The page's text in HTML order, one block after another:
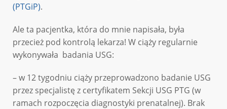
(PTGiP).
Ale ta pacjentka, która do mnie napisała, była
przecież pod kontrolą lekarza! W ciąży regularnie
wykonywała badania USG:
– w 12 tygodniu ciąży przeprowadzono badanie USG
przez specjalistę z certyfikatem Sekcji USG PTG (w
ramach rozpoczęcia diagnostyki prenatalnej). Brak